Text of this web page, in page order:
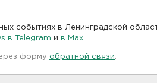
событиях в Ленинградской
в Telegram и в Maх
форму обратной связи